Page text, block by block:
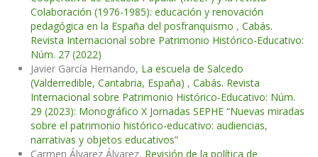
Colaboración (1976-1985): educación y renovación
pedagógica en la España del posfranquismo , Cabás.
Revista Internacional sobre Patrimonio Histórico-Educativo:
Núm. 27 (2022)
Javier García Hernando, La escuela de Salcedo
(Valderredible, Cantabria, España) , Cabás. Revista
Internacional sobre Patrimonio Histórico-Educativo: Núm.
29 (2023): Monográfico X Jornadas SEPHE “Nuevas miradas
sobre el patrimonio histórico-educativo: audiencias,
narrativas y objetos educativos”
Carmen Álvarez Álvarez, Revisión de la política de